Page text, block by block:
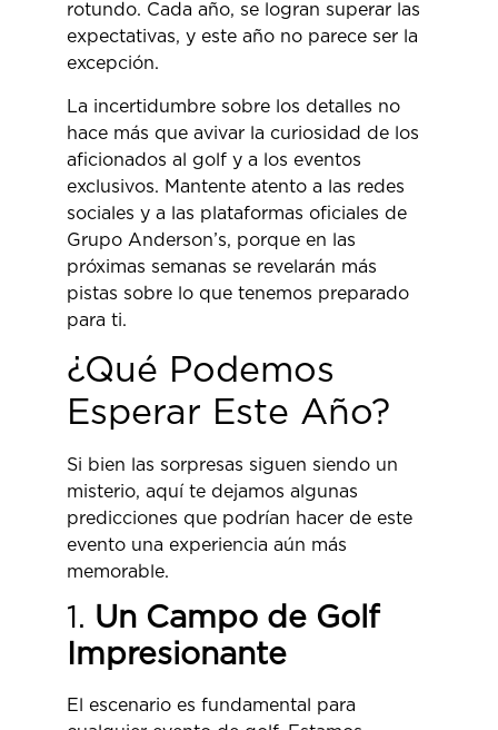
rotundo. Cada año, se logran superar las
expectativas, y este año no parece ser la
excepción.
La incertidumbre sobre los detalles no
hace más que avivar la curiosidad de los
aficionados al golf y a los eventos
exclusivos. Mantente atento a las redes
sociales y a las plataformas oficiales de
Grupo Anderson’s, porque en las
próximas semanas se revelarán más
pistas sobre lo que tenemos preparado
para ti.
¿Qué Podemos
Esperar Este Año?
Si bien las sorpresas siguen siendo un
misterio, aquí te dejamos algunas
predicciones que podrían hacer de este
evento una experiencia aún más
memorable.
1. Un Campo de Golf
Impresionante
El escenario es fundamental para